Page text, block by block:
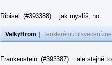
Ribisel: (#393388) …jak myslíš, no…
VelkyHrom
Frankenstein: (#393387) …ale stejně